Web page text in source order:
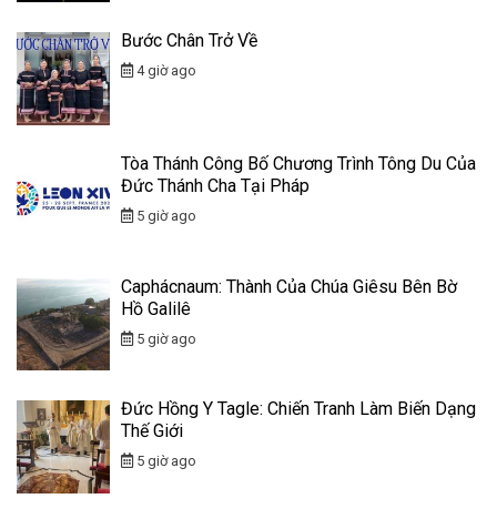
Bước Chân Trở Về
4 giờ ago
Tòa Thánh Công Bố Chương Trình Tông Du Của
Đức Thánh Cha Tại Pháp
5 giờ ago
Caphácnaum: Thành Của Chúa Giêsu Bên Bờ
Hồ Galilê
5 giờ ago
Đức Hồng Y Tagle: Chiến Tranh Làm Biến Dạng
Thế Giới
5 giờ ago